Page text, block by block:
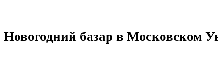
Новогодний базар в Московском